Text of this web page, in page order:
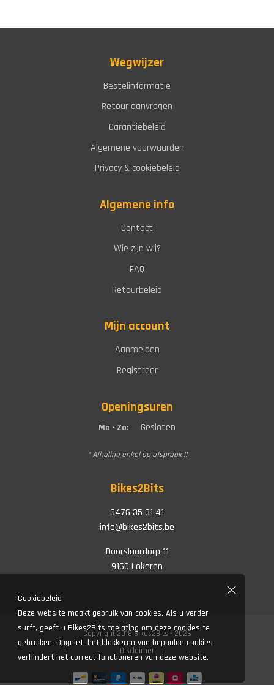
Wegwijzer
Bestelinformatie
Retour aanvragen
Garantiebeleid
Algemene voorwaarden
Privacy & cookiebeleid
Algemene info
Contact
Wie zijn wij?
FAQ
Retourbeleid
Mijn account
Aanmelden
Registreer
Openingsuren
Ma - Zo: Gesloten
* Afhaling enkel op afspraak !!
Bikes2Bits
0476 35 31 41
info@bikes2bits.be
Doorslaardorp 11
9160 Lokeren
Copyright 2018 Bikes2Bits - 2026
Disclaimer
Cookiebeleid
Deze website maakt gebruik van cookies. Als u verder
surft, geeft u Bikes2Bits toelating om deze cookies te
gebruiken. Opgelet, het blokkeren van bepaalde cookies
verhindert het correct functioneren van deze website.